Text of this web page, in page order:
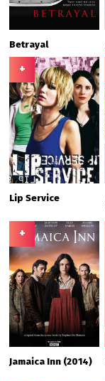
Betrayal
+
Lip Service
+
Jamaica Inn (2014)